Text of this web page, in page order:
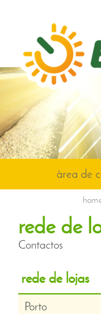
àrea de
rede de
Contactos
rede de lojas
Porto